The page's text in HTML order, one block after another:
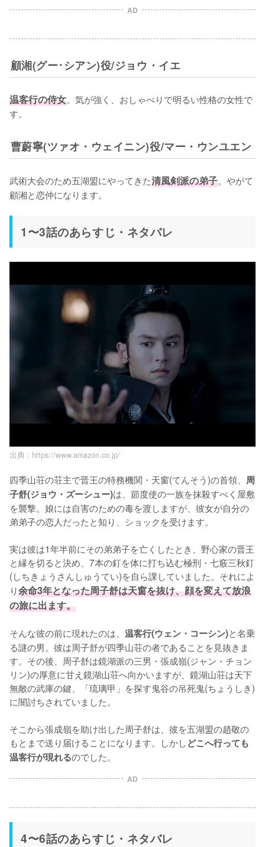
AD
顧湘(グー･シアン)役/ジョウ・イエ
温客行の侍女。気が強く、おしゃべりで明るい性格の女性で
す。
曹蔚寧(ツァオ・ウェイニン)役/マー・ウンユエン
武術大会のため五湖盟にやってきた清風剣派の弟子。やがて
顧湘と恋仲になります。
1〜3話のあらすじ・ネタバレ
出典 : https://www.amazon.co.jp/
四季山荘の荘主で晋王の特務機関・天窗(てんそう)の首領、 周
子舒(ジョウ・ズーシュー)は、節度使の一族を抹殺すべく屋敷
を襲撃。娘には自害のための毒を渡しますが、彼女が自分の
弟弟子の恋人だったと知り、ショックを受けます。
実は彼は1年半前にその弟弟子を亡くしたとき、野心家の晋王
と縁を切ると決め、7本の釘を体に打ち込む極刑・七竅三秋釘
(しちきょうさんしゅうてい)を自ら課していました。それによ
り余命3年となった周子舒は天窗を抜け、顔を変えて放浪
の旅に出ます。
そんな彼の前に現れたのは、 温客行(ウェン・コーシン)と名乗
る謎の男。彼は周子舒が四季山荘の者であることを見抜きま
す。その後、周子舒は鏡湖派の三男・張成嶺(ジャン・チョン
リン)の厚意に甘え鏡湖山荘へ向かいますが、鏡湖山荘は天下
無敵の武庫の鍵、「琉璃甲」を探す鬼谷の吊死鬼(ちょうしき)
に闇討ちされていました。
そこから張成嶺を助け出した周子舒は、彼を五湖盟の趙敬の
もとまで送り届けることになります。しかしどこへ行っても
温客行が現れるのでした。
AD
4〜6話のあらすじ・ネタバレ